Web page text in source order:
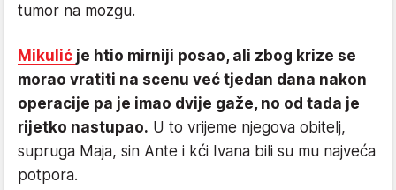
tumor na mozgu.
Mikulić je htio mirniji posao, ali zbog krize se
morao vratiti na scenu već tjedan dana nakon
operacije pa je imao dvije gaže, no od tada je
rijetko nastupao. U to vrijeme njegova obitelj,
supruga Maja, sin Ante i kći Ivana bili su mu najveća
potpora.